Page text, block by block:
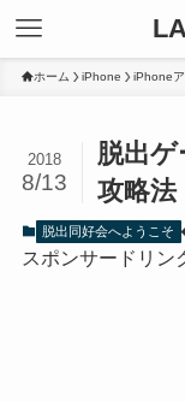
ホーム iPhone iPhoneア
脱出
攻略法
2018
8/13
脱出同好会へようこそ
スポンサードリン